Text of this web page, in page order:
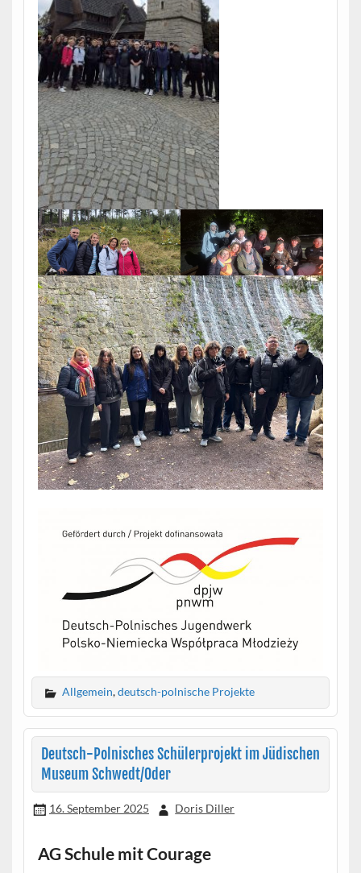
Allgemein,deutsch-polnische Projekte
Deutsch-Polnisches Schülerprojekt im Jüdischen
Museum Schwedt/Oder
16. September 2025 Doris Diller
AG Schule mit Courage